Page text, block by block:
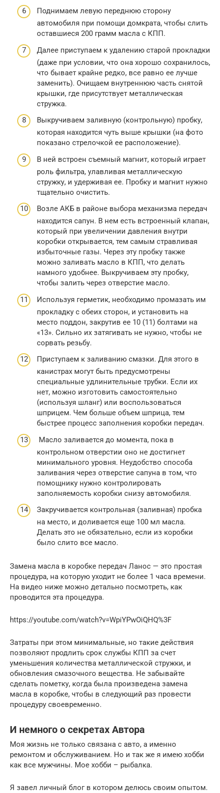
Поднимаем левую переднюю сторону
автомобиля при помощи домкрата, чтобы слить
оставшиеся 200 грамм масла с КПП.
Далее приступаем к удалению старой прокладки
(даже при условии, что она хорошо сохранилось,
что бывает крайне редко, все равно ее лучше
заменить). Очищаем внутреннюю часть снятой
крышки, где присутствует металлическая
стружка.
Выкручиваем заливную (контрольную) пробку,
которая находится чуть выше крышки (на фото
показано стрелочкой ее расположение).
В ней встроен съемный магнит, который играет
роль фильтра, улавливая металлическую
стружку, и удерживая ее. Пробку и магнит нужно
тщательно очистить.
Возле АКБ в районе выбора механизма передач
находится сапун. В нем есть встроенный клапан,
который при увеличении давления внутри
коробки открывается, тем самым стравливая
избыточные газы. Через эту пробку также
можно заливать масло в КПП, что делать
намного удобнее. Выкручиваем эту пробку,
чтобы залить через отверстие масло.
Используя герметик, необходимо промазать им
прокладку с обеих сторон, и установить на
место поддон, закрутив ее 10 (11) болтами на
«13». Сильно их затягивать не нужно, чтобы не
сорвать резьбу.
Приступаем к заливанию смазки. Для этого в
канистрах могут быть предусмотрены
специальные удлинительные трубки. Если их
нет, можно изготовить самостоятельно
(используя шланг) или воспользоваться
шприцем. Чем больше объем шприца, тем
быстрее процесс заполнения коробки передач.
Масло заливается до момента, пока в
контрольном отверстии оно не достигнет
минимального уровня. Неудобство способа
заливания через отверстие сапуна в том, что
помощнику нужно контролировать
заполняемость коробки снизу автомобиля.
Закручивается контрольная (заливная) пробка
на место, и доливается еще 100 мл масла.
Делать это не обязательно, если из коробки
было слито все масло.
Замена масла в коробке передач Ланос — это простая
процедура, на которую уходит не более 1 часа времени.
На видео ниже можно детально посмотреть, как
проводится эта процедура.
https://youtube.com/watch?v=WpiYPwOiQHQ%3F
Затраты при этом минимальные, но такие действия
позволяют продлить срок службы КПП за счет
уменьшения количества металлической стружки, и
обновления смазочного вещества. Не забывайте
сделать пометку, когда была произведена замена
масла в коробке, чтобы в следующий раз провести
процедуру своевременно.
И немного о секретах Автора
Моя жизнь не только связана с авто, а именно
ремонтом и обслуживанием. Но и так же я имею хобби
как все мужчины. Мое хобби – рыбалка.
Я завел личный блог в котором делюсь своим опытом.